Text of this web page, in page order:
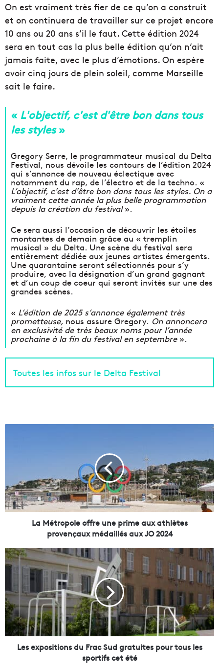
On est vraiment très fier de ce qu’on a construit
et on continuera de travailler sur ce projet encore
10 ans ou 20 ans s’il le faut. Cette édition 2024
sera en tout cas la plus belle édition qu’on n’ait
jamais faite, avec le plus d’émotions. On espère
avoir cinq jours de plein soleil, comme Marseille
sait le faire.
« L'objectif, c'est d'être bon dans tous
les styles»
Gregory Serre, le programmateur musical du Delta
Festival, nous dévoile les contours de l’édition 2024
qui s’annonce de nouveau éclectique avec
notamment du rap, de l’électro et de la techno. «
L’objectif, c’est d’être bon dans tous les styles. On a
vraiment cette année la plus belle programmation
depuis la création du festival».
Ce sera aussi l’occasion de découvrir les étoiles
montantes de demain grâce au « tremplin
musical » du Delta. Une scène du festival sera
entièrement dédiée aux jeunes artistes émergents.
Une quarantaine seront sélectionnés pour s’y
produire, avec la désignation d’un grand gagnant
et d’un coup de coeur qui seront invités sur une des
grandes scènes.
« L’édition de 2025 s’annonce également très
prometteuse, nous assure Gregory. On annoncera
en exclusivité de très beaux noms pour l’année
prochaine à la fin du festival en septembre».
Toutes les infos sur le Delta Festival
o
p
o
f
f
u
n
e
p
r
La Métropole offre une prime aux athlètes
provençaux médaillés aux JO 2024
L
e
x
p
o
s
i
Les expositions du Frac Sud gratuites pour tous les
sportifs cet été